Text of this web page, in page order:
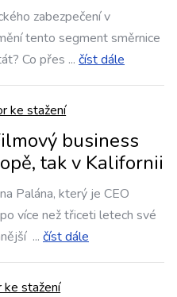
zabezpečení v
tento segment směrnice
Co přes ... číst dále
ke stažení
business
tak v Kalifornii
Palána, který je CEO
více než třiceti letech své
... číst dále
ke stažení